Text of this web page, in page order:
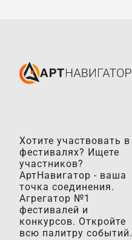
Хотите участвовать в
фестивалях? Ищете
участников?
АртНавигатор - ваша
точка соединения.
Агрегатор №1
фестивалей и
конкурсов. Откройте
всю палитру событий.